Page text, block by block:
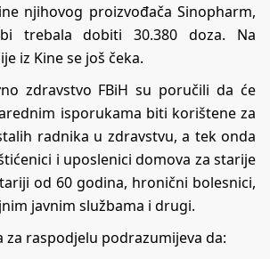
njihovog proizvođača Sinopharm,
trebala dobiti 30.380 doza. Na
iz Kine se još čeka.
zdravstvo FBiH su poručili da će
isporukama biti korištene za
radnika u zdravstvu, a tek onda
i uposlenici domova za starije
od 60 godina, hronični bolesnici,
javnim službama i drugi.
za raspodjelu podrazumijeva da: